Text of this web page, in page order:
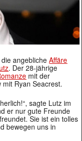
die angeblicheAffäre
. Der 28-jährige
mit der
Ryan Seacrest.
sagte Lutz im
er nur gute Freunde
Sie ist ein tolles
bewegen uns in